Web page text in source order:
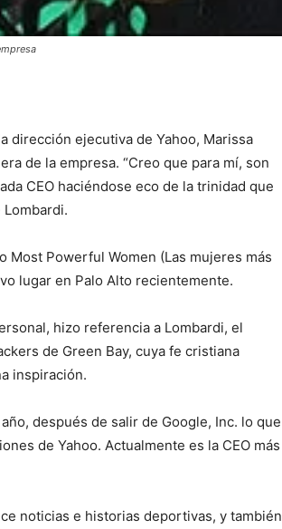
dirección ejecutiva de Yahoo, Marissa
de la empresa. “Creo que para mí, son
CEO haciéndose eco de la trinidad que
Most Powerful Women (Las mujeres más
lugar en Palo Alto recientemente.
hizo referencia a Lombardi, el
de Green Bay, cuya fe cristiana
inspiración.
después de salir de Google, Inc. lo que
de Yahoo. Actualmente es la CEO más
noticias e historias deportivas, y también